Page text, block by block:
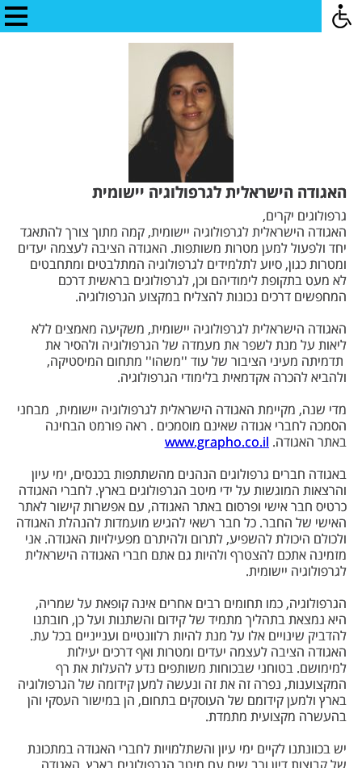
האגודה הישראלית לגרפולוגיה יישומית
גרפולוגים יקרים,
האגודה הישראלית לגרפולוגיה יישומית, קמה מתוך צורך להתאגד
יחד ולפעול למען מטרות משותפות. האגודה הציבה לעצמה יעדים
ומטרות כגון, סיוע לתלמידים לגרפולוגיה המתלבטים ומתחבטים
לא מעט בתקופת לימודיהם וכן, לגרפולוגים בראשית דרכם
המחפשים דרכים נכונות להצליח במקצוע הגרפולוגיה.
האגודה הישראלית לגרפולוגיה יישומית, משקיעה מאמצים ללא
ליאות על מנת לשפר את מעמדה של הגרפולוגיה ולהסיר את
תדמיתה מעיני הציבור של עוד ''משהו'' מתחום המיסטיקה,
ולהביא להכרה אקדמאית בלימודי הגרפולוגיה.
מדי שנה, מקיימת האגודה הישראלית לגרפולוגיה יישומית, מבחני
הסמכה לחברי אגודה שאינם מוסמכים . ראה פורמט הבחינה
באתר האגודה. www.grapho.co.il
באגודה חברים גרפולוגים הנהנים מהשתתפות בכנסים, ימי עיון
והרצאות המוגשות על ידי מיטב הגרפולוגים בארץ. לחברי האגודה
כרטיס חבר אישי ופרסום באתר האגודה, עם אפשרות קישור לאתר
האישי של החבר. כל חבר רשאי להגיש מועמדות להנהלת האגודה
ולכולם היכולת להשפיע, לתרום ולהיתרם מפעילויות האגודה. אני
מזמינה אתכם להצטרף ולהיות גם אתם חברי האגודה הישראלית
לגרפולוגיה יישומית.
הגרפולוגיה, כמו תחומים רבים אחרים אינה קופאת על שמריה,
היא נמצאת בתהליך מתמיד של קידום והשתנות ועל כן, חובתנו
להדביק שינויים אלו על מנת להיות רלוונטיים וענייניים בכל עת.
האגודה הציבה לעצמה יעדים ומטרות ואף דרכים יעילות
למימושם. בטוחני שבכוחות משותפים נדע להעלות את רף
המקצוענות, נפרה זה את זה ונעשה למען קידומה של הגרפולוגיה
בארץ ולמען קידומם של העוסקים בתחום, הן במישור העסקי והן
בהעשרה מקצועית מתמדת.
יש בכוונתנו לקיים ימי עיון והשתלמויות לחברי האגודה במתכונת